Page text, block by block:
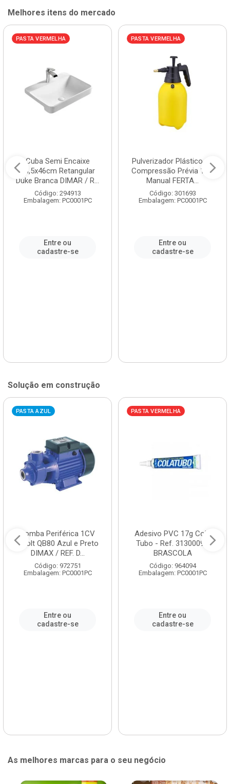
Melhores itens do mercado
PASTA VERMELHA
Cuba Semi Encaixe
58,5x46cm Retangular
Duke Branca DIMAR / R...
Código: 294913
Embalagem: PC0001PC
Entre ou
cadastre-se
PASTA VERMELHA
Pulverizador Plástico de
Compressão Prévia 1,5L
Manual FERTA...
Código: 301693
Embalagem: PC0001PC
Entre ou
cadastre-se
Solução em construção
PASTA AZUL
Bomba Periférica 1CV
Bivolt QB80 Azul e Preto
DIMAX / REF. D...
Código: 972751
Embalagem: PC0001PC
Entre ou
cadastre-se
PASTA VERMELHA
Adesivo PVC 17g Cola
Tubo - Ref. 3130009 -
BRASCOLA
Código: 964094
Embalagem: PC0001PC
Entre ou
cadastre-se
As melhores marcas para o seu negócio